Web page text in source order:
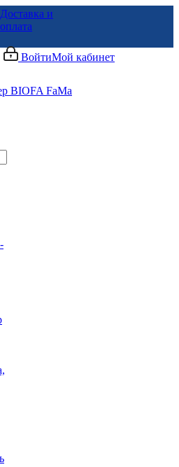
Доставка и
оплата
ВойтиМой кабинет